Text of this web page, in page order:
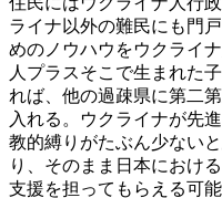
ライナ以外の難民にも門
めのノウハウをウクライ
人プラスそこで生まれた
れば、他の過疎県に第二
入れる。ウクライナが先
教的縛りがたぶん少ない
り、そのまま日本におけ
支援を担ってもらえる可能